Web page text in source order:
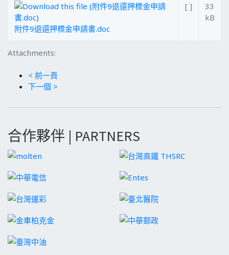
Attachments:
附件9退還押標金申請書.doc
[ ]
33
kB
< 前一頁
下一個 >
合作夥伴 | PARTNERS